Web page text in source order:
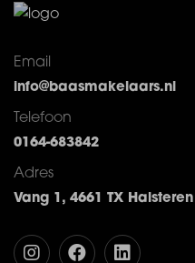
Email
info@baasmakelaars.nl
Telefoon
0164-683842
Adres
Vang 1, 4661 TX Halsteren